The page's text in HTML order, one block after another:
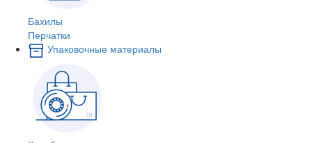
Бахилы
Перчатки
Упаковочные материалы